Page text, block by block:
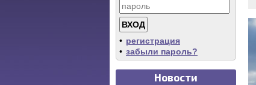
• регистрация
• забыли пароль?
Новости